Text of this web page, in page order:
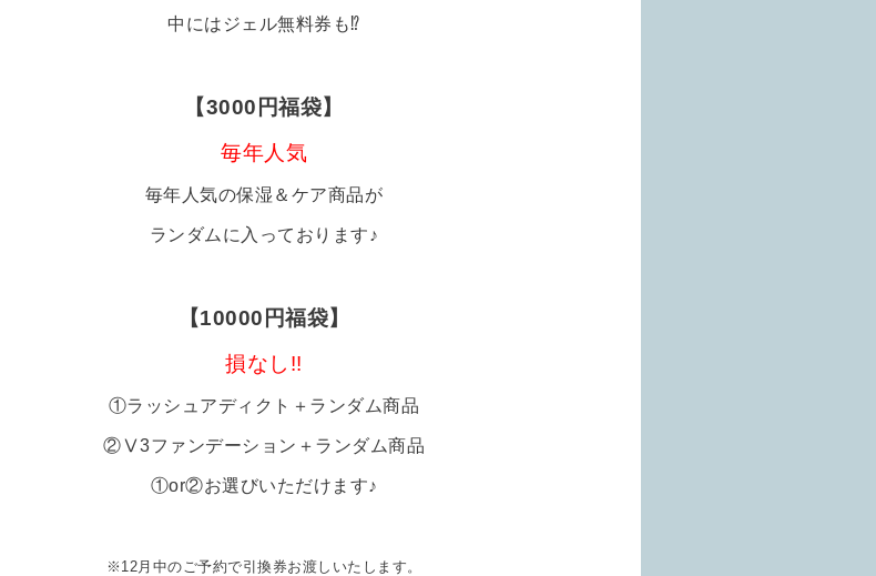
中にはジェル無料券も⁉
【3000円福袋】
毎年人気
毎年人気の保湿＆ケア商品が
ランダムに入っております♪
【10000円福袋】
損なし!!
①ラッシュアディクト＋ランダム商品
②Ⅴ3ファンデーション＋ランダム商品
①or②お選びいただけます♪
※12月中のご予約で引換券お渡しいたします。